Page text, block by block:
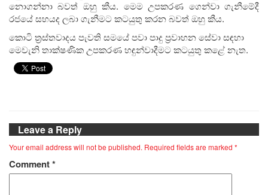
නොගන්නා බවත් ඔහු කීය. මෙම උපකරණ ගෙන්වා ගැනීමේදී
රජයේ සහයද ලබා ගැනීමට කටයුතු කරන බවත් ඔහු කීය.
කොටි ත්‍රස්තවාදය පැවති සමයේ පවා පාදු ප්‍රවාහන සේවා සඳහා
මෙවැනි තාක්ෂණික උපකරණ හඳුන්වාදීමට කටයුතු කළේ නැත.
Leave a Reply
Your email address will not be published. Required fields are marked *
Comment*